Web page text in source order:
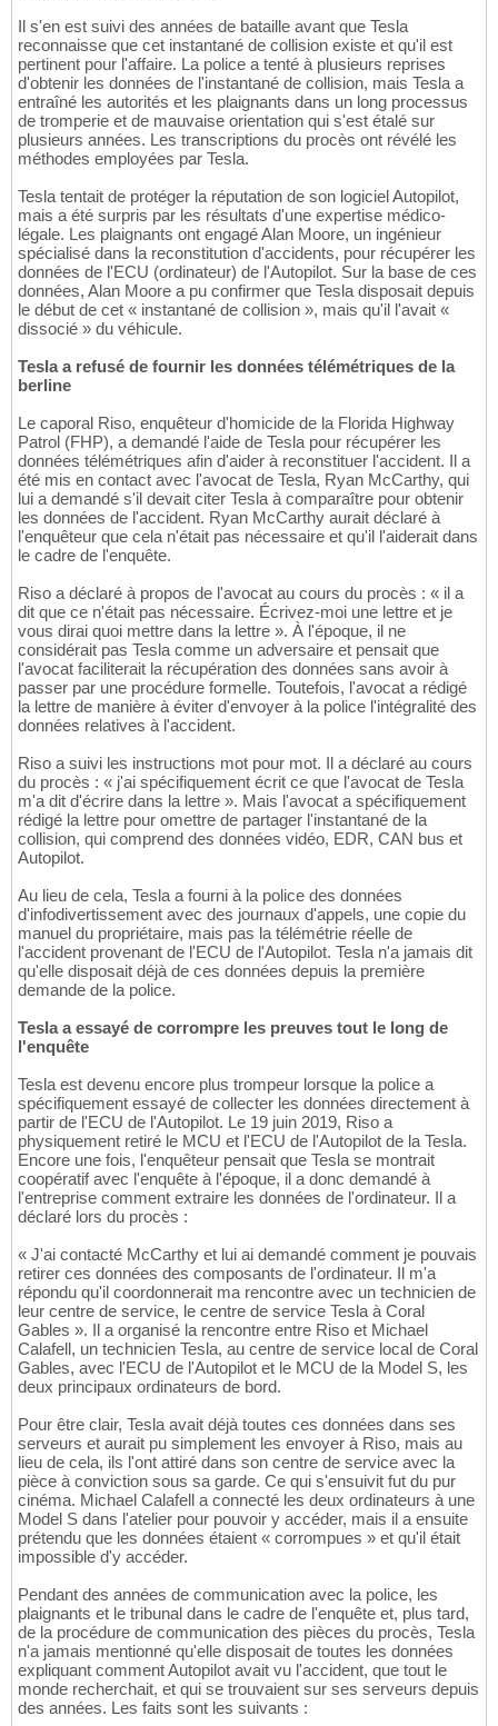
Il s'en est suivi des années de bataille avant que Tesla
reconnaisse que cet instantané de collision existe et qu'il est
pertinent pour l'affaire. La police a tenté à plusieurs reprises
d'obtenir les données de l'instantané de collision, mais Tesla a
entraîné les autorités et les plaignants dans un long processus
de tromperie et de mauvaise orientation qui s'est étalé sur
plusieurs années. Les transcriptions du procès ont révélé les
méthodes employées par Tesla.
Tesla tentait de protéger la réputation de son logiciel Autopilot,
mais a été surpris par les résultats d'une expertise médico-
légale. Les plaignants ont engagé Alan Moore, un ingénieur
spécialisé dans la reconstitution d'accidents, pour récupérer les
données de l'ECU (ordinateur) de l'Autopilot. Sur la base de ces
données, Alan Moore a pu confirmer que Tesla disposait depuis
le début de cet « instantané de collision », mais qu'il l'avait «
dissocié » du véhicule.
Tesla a refusé de fournir les données télémétriques de la
berline
Le caporal Riso, enquêteur d'homicide de la Florida Highway
Patrol (FHP), a demandé l'aide de Tesla pour récupérer les
données télémétriques afin d'aider à reconstituer l'accident. Il a
été mis en contact avec l'avocat de Tesla, Ryan McCarthy, qui
lui a demandé s'il devait citer Tesla à comparaître pour obtenir
les données de l'accident. Ryan McCarthy aurait déclaré à
l'enquêteur que cela n'était pas nécessaire et qu'il l'aiderait dans
le cadre de l'enquête.
Riso a déclaré à propos de l'avocat au cours du procès : « il a
dit que ce n'était pas nécessaire. Écrivez-moi une lettre et je
vous dirai quoi mettre dans la lettre ». À l'époque, il ne
considérait pas Tesla comme un adversaire et pensait que
l'avocat faciliterait la récupération des données sans avoir à
passer par une procédure formelle. Toutefois, l'avocat a rédigé
la lettre de manière à éviter d'envoyer à la police l'intégralité des
données relatives à l'accident.
Riso a suivi les instructions mot pour mot. Il a déclaré au cours
du procès : « j'ai spécifiquement écrit ce que l'avocat de Tesla
m'a dit d'écrire dans la lettre ». Mais l'avocat a spécifiquement
rédigé la lettre pour omettre de partager l'instantané de la
collision, qui comprend des données vidéo, EDR, CAN bus et
Autopilot.
Au lieu de cela, Tesla a fourni à la police des données
d'infodivertissement avec des journaux d'appels, une copie du
manuel du propriétaire, mais pas la télémétrie réelle de
l'accident provenant de l'ECU de l'Autopilot. Tesla n'a jamais dit
qu'elle disposait déjà de ces données depuis la première
demande de la police.
Tesla a essayé de corrompre les preuves tout le long de
l'enquête
Tesla est devenu encore plus trompeur lorsque la police a
spécifiquement essayé de collecter les données directement à
partir de l'ECU de l'Autopilot. Le 19 juin 2019, Riso a
physiquement retiré le MCU et l'ECU de l'Autopilot de la Tesla.
Encore une fois, l'enquêteur pensait que Tesla se montrait
coopératif avec l'enquête à l'époque, il a donc demandé à
l'entreprise comment extraire les données de l'ordinateur. Il a
déclaré lors du procès :
« J'ai contacté McCarthy et lui ai demandé comment je pouvais
retirer ces données des composants de l'ordinateur. Il m'a
répondu qu'il coordonnerait ma rencontre avec un technicien de
leur centre de service, le centre de service Tesla à Coral
Gables ». Il a organisé la rencontre entre Riso et Michael
Calafell, un technicien Tesla, au centre de service local de Coral
Gables, avec l'ECU de l'Autopilot et le MCU de la Model S, les
deux principaux ordinateurs de bord.
Pour être clair, Tesla avait déjà toutes ces données dans ses
serveurs et aurait pu simplement les envoyer à Riso, mais au
lieu de cela, ils l'ont attiré dans son centre de service avec la
pièce à conviction sous sa garde. Ce qui s'ensuivit fut du pur
cinéma. Michael Calafell a connecté les deux ordinateurs à une
Model S dans l'atelier pour pouvoir y accéder, mais il a ensuite
prétendu que les données étaient « corrompues » et qu'il était
impossible d'y accéder.
Pendant des années de communication avec la police, les
plaignants et le tribunal dans le cadre de l'enquête et, plus tard,
de la procédure de communication des pièces du procès, Tesla
n'a jamais mentionné qu'elle disposait de toutes les données
expliquant comment Autopilot avait vu l'accident, que tout le
monde recherchait, et qui se trouvaient sur ses serveurs depuis
des années. Les faits sont les suivants :